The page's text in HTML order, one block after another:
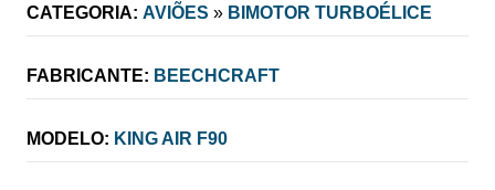
CATEGORIA: AVIÕES » BIMOTOR TURBOÉLICE
FABRICANTE: BEECHCRAFT
MODELO: KING AIR F90